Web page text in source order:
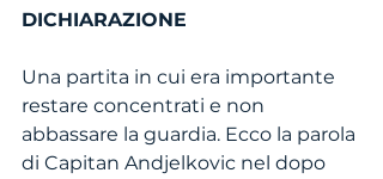
DICHIARAZIONE
Una partita in cui era importante
restare concentrati e non
abbassare la guardia. Ecco la parola
di Capitan Andjelkovic nel dopo